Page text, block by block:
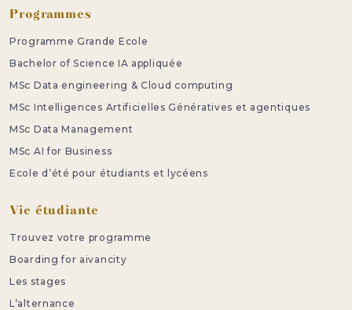
Programmes
Programme Grande Ecole
Bachelor of Science IA appliquée
MSc Data engineering & Cloud computing
MSc Intelligences Artificielles Génératives et agentiques
MSc Data Management
MSc AI for Business
Ecole d’été pour étudiants et lycéens
Vie étudiante
Trouvez votre programme
Boarding for aivancity
Les stages
L’alternance